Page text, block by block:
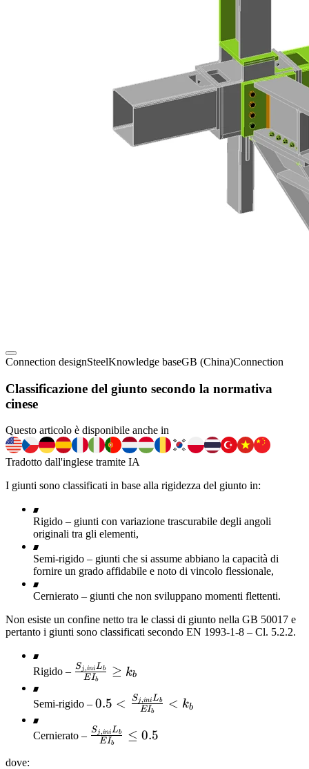
Connection designSteelKnowledge baseGB (China)Connection
Classificazione del giunto secondo la normativa
cinese
Questo articolo è disponibile anche in
Tradotto dall'inglese tramite IA
I giunti sono classificati in base alla rigidezza del giunto in:
Rigido – giunti con variazione trascurabile degli angoli
originali tra gli elementi,
Semi-rigido – giunti che si assume abbiano la capacità di
fornire un grado affidabile e noto di vincolo flessionale,
Cernierato – giunti che non sviluppano momenti flettenti.
Non esiste un confine netto tra le classi di giunto nella GB 50017 e
pertanto i giunti sono classificati secondo EN 1993-1-8 – Cl. 5.2.2.
Rigido – \frac{S_{j,ini}
L_b}{E I_b}
\ge k_b
EIb
Sj,iniLb ≥ kb
Semi-rigido – 0.5 <
\frac{S_{j,ini}
L_b}{E I_b}
< k_b
0.5 < EIb
Sj,iniLb < kb
Cernierato – \frac{S_{j,ini}
L_b}{E I_b}
EIb
Sj,iniLb ≤ 0.5
dove: